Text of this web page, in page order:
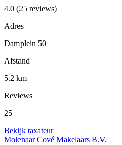
4.0 (25 reviews)
Adres
Damplein 50
Afstand
5.2 km
Reviews
25
Bekijk taxateur
Molenaar Cové Makelaars B.V.